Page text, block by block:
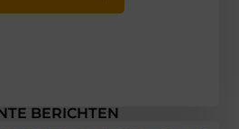
BERICHTEN